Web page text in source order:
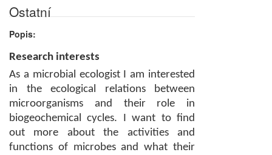
Ostatní
Popis:
Research interests
As a microbial ecologist Iam interested
in theecological relations between
microorganisms and their role in
biogeochemical cycles.
I want to find
out more about the activities and
functions of microbes and what their